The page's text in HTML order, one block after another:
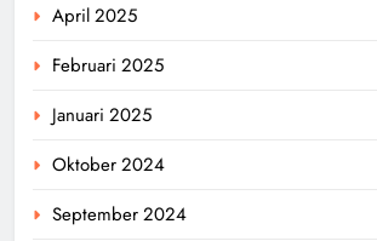
April 2025
Februari 2025
Januari 2025
Oktober 2024
September 2024